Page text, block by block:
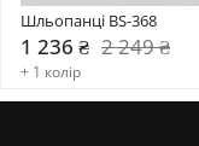
Шльопанці BS-368
1 236 ₴ 2 249 ₴
+ 1 колір